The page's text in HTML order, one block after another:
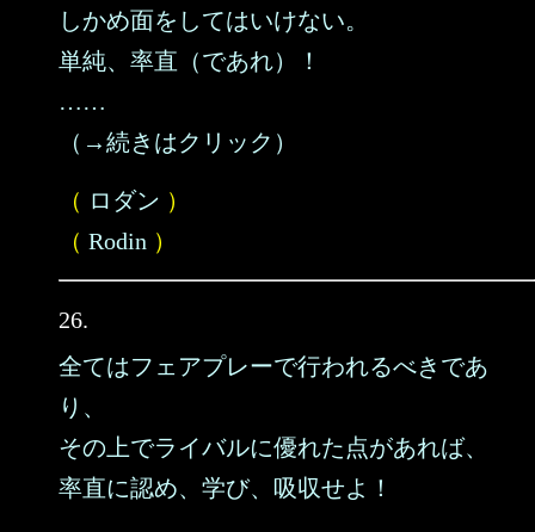
しかめ面をしてはいけない。
単純、率直（であれ）！
……
（→続きはクリック）
（ ロダン ）
（ Rodin ）
26.
全てはフェアプレーで行われるべきであ
り、
その上でライバルに優れた点があれば、
率直に認め、学び、吸収せよ！